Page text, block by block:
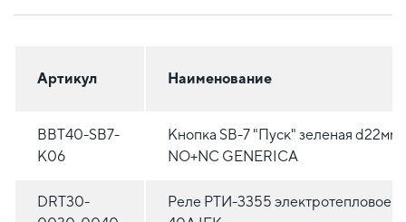
Артикул Наименование
BBT40-SB7-
K06
Кнопка SВ-7 "Пуск" зеленая
NO+NC GENERICA
DRT30-
Реле РТИ-3355 электротепловое